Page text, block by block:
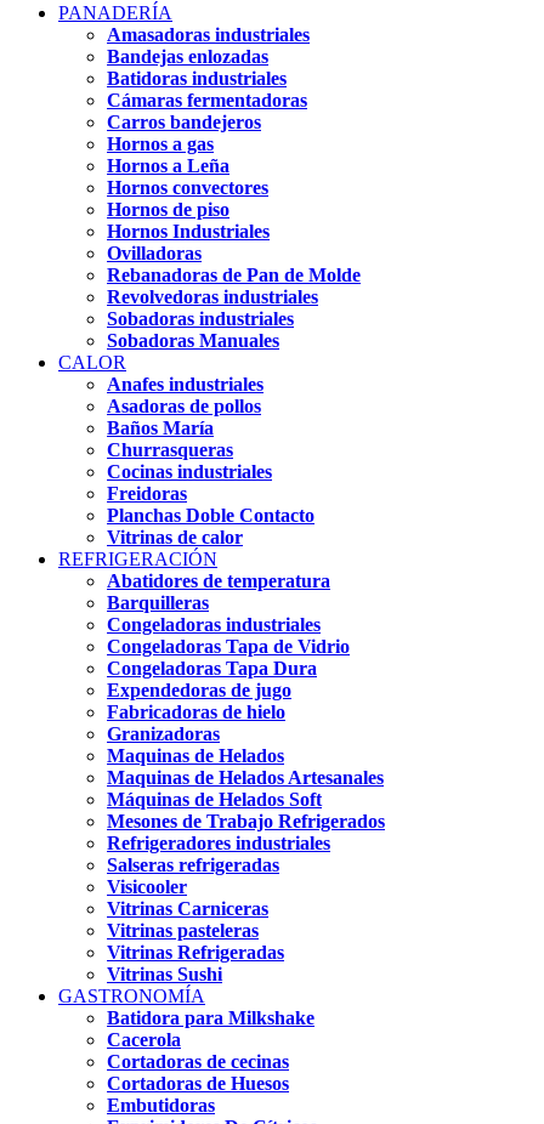
PANADERÍA
Amasadoras industriales
Bandejas enlozadas
Batidoras industriales
Cámaras fermentadoras
Carros bandejeros
Hornos a gas
Hornos a Leña
Hornos convectores
Hornos de piso
Hornos Industriales
Ovilladoras
Rebanadoras de Pan de Molde
Revolvedoras industriales
Sobadoras industriales
Sobadoras Manuales
CALOR
Anafes industriales
Asadoras de pollos
Baños María
Churrasqueras
Cocinas industriales
Freidoras
Planchas Doble Contacto
Vitrinas de calor
REFRIGERACIÓN
Abatidores de temperatura
Barquilleras
Congeladoras industriales
Congeladoras Tapa de Vidrio
Congeladoras Tapa Dura
Expendedoras de jugo
Fabricadoras de hielo
Granizadoras
Maquinas de Helados
Maquinas de Helados Artesanales
Máquinas de Helados Soft
Mesones de Trabajo Refrigerados
Refrigeradores industriales
Salseras refrigeradas
Visicooler
Vitrinas Carniceras
Vitrinas pasteleras
Vitrinas Refrigeradas
Vitrinas Sushi
GASTRONOMÍA
Batidora para Milkshake
Cacerola
Cortadoras de cecinas
Cortadoras de Huesos
Embutidoras